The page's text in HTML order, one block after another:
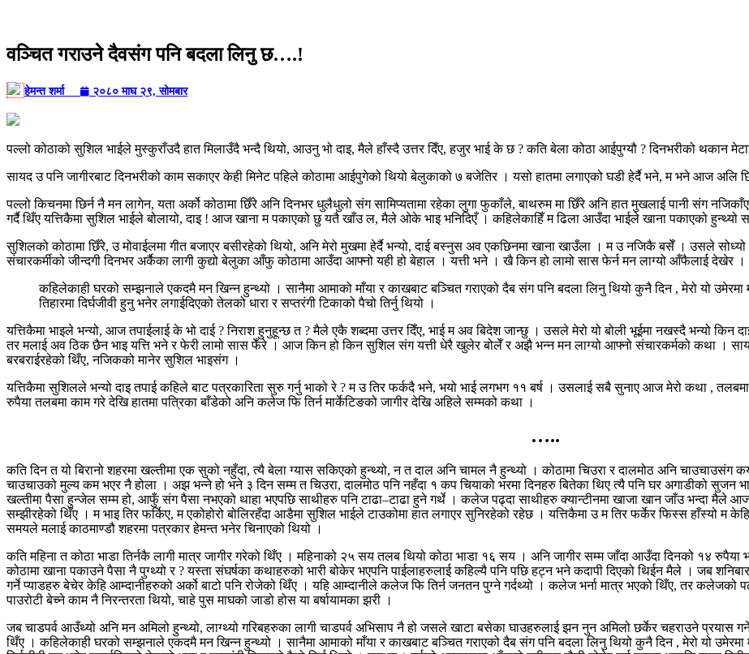
वञ्चित गराउने दैवसंग पनि बदला लिनु छ….!
हेमन्त शर्मा २०८० माघ २९, सोमबार
पल्लो कोठाको सुशिल भाईले मुस्कुराँउदै हात मिलाउँदै भन्दै थियो, आउनु भो दाइ, मैले हाँस्दै उत्तर दिँए, हजुर भाई के छ ? कति बेला कोठा आईपुग्यौ ? दिनभरीको थकान
सायद उ पनि जागीरबाट दिनभरीको काम सकाएर केही मिनेट पहिले कोठामा आईपुगेको थियो बेलुकाको ७ बजेतिर । यसो हातमा लगाएको घडी हेर्दै भने, म भने आज अलि
पल्लो किचनमा छिर्न नै मन लागेन, यता अर्को कोठामा छिँरे अनि दिनभर धुलैधुलो संग सामिप्यतामा रहेका लुगा फुकाँले, बाथरुम मा छिँरे अनि हात मुखलाई पानी संग
गर्दै थिँए यत्तिकैमा सुशिल भाईले बोलायो, दाइ ! आज खाना म पकाएको छु यतै खाँउ ल, मैले ओके भाइ भनिदिएँ । कहिलेकाहिँ म ढिला आउँदा भाईले खाना पकाएको हुन्थ्यो
सुशिलको कोठामा छिँरे, उ मोवाईलमा गीत बजाएर बसीरहेको थियो, अनि मेरो मुखमा हेर्दै भन्यो, दाई बस्नुस अव एकछिनमा खाना खाउँला । म उ नजिकै बसेँ । उसले सोध्यो
संचारकर्मीको जीन्दगी दिनभर अर्कैका लागी कुद्यो बेलुका आँफु कोठामा आउँदा आफ्नो यही हो बेहाल । यत्ती भने । खै किन हो लामो सास फेर्न मन लाग्यो आँफैलाई देखेर ।
कहिलेकाही घरको सम्झनाले एकदमै मन खिन्न हुन्थ्यो । सानैमा आमाको माँया र काखबाट बञ्चित गराएको दैब संग पनि बदला लिनु थियो कुनै दिन , मेरो यो
तिहारमा दिर्घजीवी हुनु भनेर लगाईदिएको तेलको धारा र सप्तरंगी टिकाको पैचो तिर्नु थियो ।
यत्तिकैमा भाइले भन्यो, आज तपाईलाई के भो दाई ? निराश हुनुहून्छ त ? मैले एकै शब्दमा उत्तर दिँए, भाई म अव बिदेश जान्छु । उसले मेरो यो बोली भूईमा नखस्दै भन्यो किन
तर मलाई अव ठिक छैन भाइ यत्ति भने र फेरी लामो सास फेँरे । आज किन हो किन सुशिल संग यत्ती धेरै खुलेर बोलेँ र अझै भन्न मन लाग्यो आफ्नो संचारकर्मको कथा ।
बरबराईरहेको थिँए, नजिकको मानेर सुशिल भाइसंग ।
यत्तिकैमा सुशिलले भन्यो दाइ तपाई कहिले बाट पत्रकारिता सुरु गर्नु भाको रे ? म उ तिर फर्कदै भने, भयो भाई लगभग ११ बर्ष । उसलाई सबै सुनाए आज मेरो कथा ,
रुपैया तलबमा काम गरे देखि हातमा पत्रिका बाँडेको अनि कलेज फि तिर्न मार्केटिङको जागीर देखि अहिले सम्मको कथा ।
…..
कति दिन त यो बिरानो शहरमा खल्तीमा एक सुको नहुँदा, त्यै बेला ग्यास सकिएको हुन्थ्यो, न त दाल अनि चामल नै हुन्थ्यो । कोठामा चिउरा र दालमोठ अनि
चाउचाउको मुल्य कम भएर नै होला । अझ भन्ने हो भने ३ दिन सम्म त चिउरा, दालमोठ पनि नहँदा १ कप चियाको भरमा दिनहरु बितेका थिए त्यै पनि घर अगाडीको सुजन
खल्तीमा पैसा हुन्जेल सम्म हो, आफुँ संग पैसा नभएको थाहा भएपछि साथीहरु पनि टाढा–टाढा हुने गर्थे । कलेज पढ्दा साथीहरु क्यान्टीनमा खाजा खान जाँउ भन्दा मैले
सम्झीरहेको थिँए । म भाइ तिर फर्किए, म एकोहोरो बोलिरहँदा आडैमा सुशिल भाईले टाउकोमा हात लगाएर सुनिरहेको रहेछ । यत्तिकैमा उ म तिर फर्केर फिस्स हाँस्यो
समयले मलाई काठमाण्डौ शहरमा पत्रकार हेमन्त भनेर चिनाएको थियो ।
कति महिना त कोठा भाडा तिर्नकै लागी मात्र जागीर गरेको थिँए । महिनाको २५ सय तलब थियो कोठा भाडा १६ सय । अनि जागीर सम्म जाँदा आउँदा दिनको १४
कोठामा खाना पकाउने पैसा नै पुग्थ्यो र ? यस्ता संघर्षका कथाहरुको भारी बोकेर भएपनि पाईलाहरुलाई कहिल्यै पनि पछि हट्न भने कदापी दिएको थिईन मैले । जब
गर्ने प्याडहरु बेचेर केहि आम्दानीहरुको अर्को बाटो पनि रोजेको थिँए । यहि आम्दानीले कलेज फि तिर्न जनतन पुग्ने गर्दथ्यो । कलेज भर्ना मात्र भएको थिँए, तर कलेजको
पाउरोटी बेच्ने काम नै निरन्तरता थियो, चाहे पुस माघको जाडो होस या बर्षायामका झरी ।
जब चाडपर्व आउँथ्यो अनि मन अमिलो हुन्थ्यो, लाग्थ्यो गरिबहरुका लागी चाडपर्व अभिसाप नै हो जसले खाटा बसेका घाउहरुलाई झन नुन अमिलो छर्केर चहराउने प्रयास
थिँए । कहिलेकाही घरको सम्झनाले एकदमै मन खिन्न हुन्थ्यो । सानैमा आमाको माँया र काखबाट बञ्चित गराएको दैब संग पनि बदला लिनु थियो कुनै दिन , मेरो यो